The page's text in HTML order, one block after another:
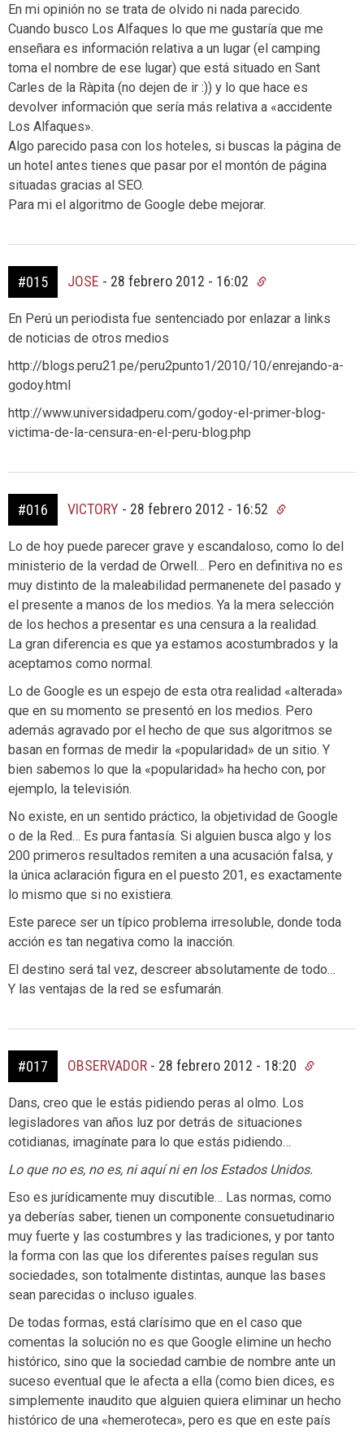
En mi opinión no se trata de olvido ni nada parecido.
Cuando busco Los Alfaques lo que me gustaría que me
enseñara es información relativa a un lugar (el camping
toma el nombre de ese lugar) que está situado en Sant
Carles de la Ràpita (no dejen de ir :)) y lo que hace es
devolver información que sería más relativa a «accidente
Los Alfaques».
Algo parecido pasa con los hoteles, si buscas la página de
un hotel antes tienes que pasar por el montón de página
situadas gracias al SEO.
Para mi el algoritmo de Google debe mejorar.
#015 JOSE - 28 febrero 2012 - 16:02
En Perú un periodista fue sentenciado por enlazar a links
de noticias de otros medios
http://blogs.peru21.pe/peru2punto1/2010/10/enrejando-a-
godoy.html
http://www.universidadperu.com/godoy-el-primer-blog-
victima-de-la-censura-en-el-peru-blog.php
#016 VICTORY - 28 febrero 2012 - 16:52
Lo de hoy puede parecer grave y escandaloso, como lo del
ministerio de la verdad de Orwell… Pero en definitiva no es
muy distinto de la maleabilidad permanenete del pasado y
el presente a manos de los medios. Ya la mera selección
de los hechos a presentar es una censura a la realidad.
La gran diferencia es que ya estamos acostumbrados y la
aceptamos como normal.
Lo de Google es un espejo de esta otra realidad «alterada»
que en su momento se presentó en los medios. Pero
además agravado por el hecho de que sus algoritmos se
basan en formas de medir la «popularidad» de un sitio. Y
bien sabemos lo que la «popularidad» ha hecho con, por
ejemplo, la televisión.
No existe, en un sentido práctico, la objetividad de Google
o de la Red… Es pura fantasía. Si alguien busca algo y los
200 primeros resultados remiten a una acusación falsa, y
la única aclaración figura en el puesto 201, es exactamente
lo mismo que si no existiera.
Este parece ser un típico problema irresoluble, donde toda
acción es tan negativa como la inacción.
El destino será tal vez, descreer absolutamente de todo…
Y las ventajas de la red se esfumarán.
#017 OBSERVADOR - 28 febrero 2012 - 18:20
Dans, creo que le estás pidiendo peras al olmo. Los
legisladores van años luz por detrás de situaciones
cotidianas, imagínate para lo que estás pidiendo…
Lo que no es, no es, ni aquí ni en los Estados Unidos.
Eso es jurídicamente muy discutible… Las normas, como
ya deberías saber, tienen un componente consuetudinario
muy fuerte y las costumbres y las tradiciones, y por tanto
la forma con las que los diferentes países regulan sus
sociedades, son totalmente distintas, aunque las bases
sean parecidas o incluso iguales.
De todas formas, está clarísimo que en el caso que
comentas la solución no es que Google elimine un hecho
histórico, sino que la sociedad cambie de nombre ante un
suceso eventual que le afecta a ella (como bien dices, es
simplemente inaudito que alguien quiera eliminar un hecho
histórico de una «hemeroteca», pero es que en este país